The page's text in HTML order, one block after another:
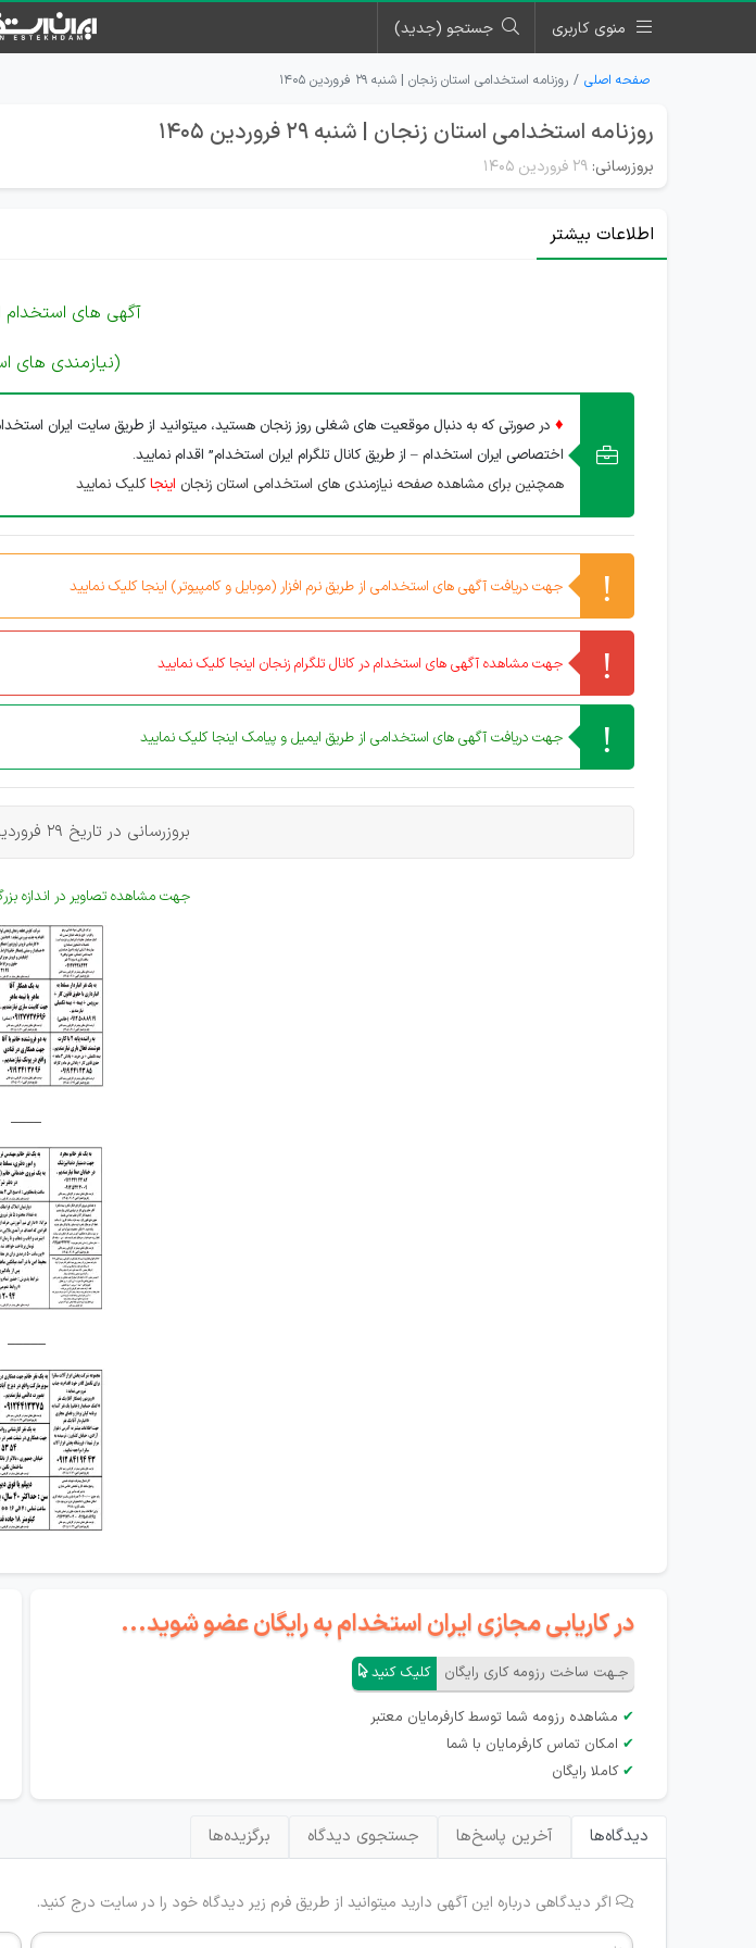
منوی کاربری جستجو (جدید)
صفحه اصلی روزنامه استخدامی استان زنجان | شنبه ۲۹ فروردین ۱۴۰۵
روزنامه استخدامی استان زنجان | شنبه 29 فروردین 1405
بروزرسانی: ۲۹ فروردین ۱۴۰۵
اطلاعات بیشتر
آگهی های استخدام
(نیازمندی های
♦ در صورتی که به دنبال موقعیت های شغلی روز زنجان هستید، میتوانید از طریق سایت ایران
اختصاصی ایران استخدام – از طریق کانال تلگرام ایران استخدام” اقدام نمایید.
همچنین برای مشاهده صفحه نیازمندی های استخدامی استان زنجان اینجاکلیک نمایید
جهت دریافت آگهی های استخدامی از طریق نرم افزار (موبایل و کامپیوتر) اینجا کلیک نمایید
جهت مشاهده آگهی های استخدام در کانال تلگرام زنجان اینجا کلیک نمایید
جهت دریافت آگهی های استخدامی از طریق ایمیل و پیامک اینجا کلیک نمایید
بروزرسانی در تاریخ 29 فروردین 1405 ساعت 10:50
جهت مشاهده تصاویر در اندازه
____
_____
در کاریابی مجازی ایران استخدام به رایگان عضو شوید...
جـهت ساخت رزومه کاری رایگان کلیک کنید
✔ مشاهده رزومه شما توسط کارفرمایان معتبر
✔ امکان تماس کارفرمایان با شما
✔ کاملا رایگان
دیدگاه‌ها آخرین پاسخ‌ها جستجوی دیدگاه برگزیده‌ها
اگر دیدگاهی درباره این آگهی دارید میتوانید از طریق فرم زیر دیدگاه خود را در سایت درج کنید.